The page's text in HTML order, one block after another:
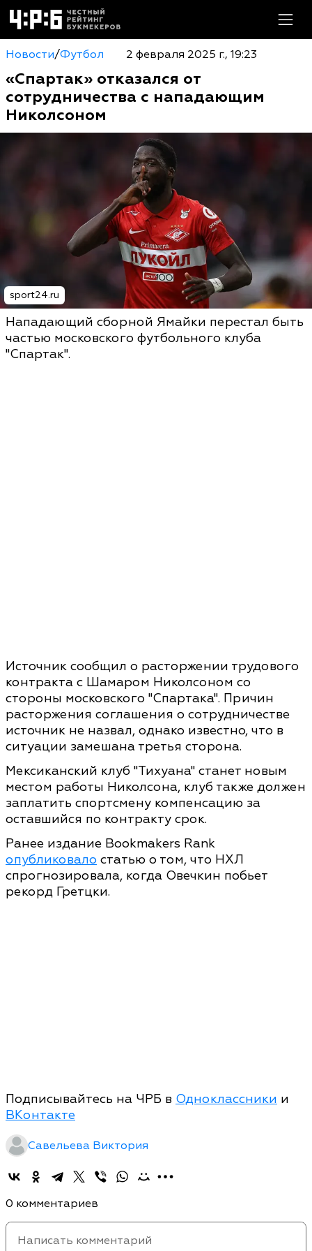
Новости/Футбол 2 февраля 2025 г., 19:23
«Спартак» отказался от
сотрудничества с нападающим
Николсоном
sport24.ru
Нападающий сборной Ямайки перестал быть
частью московского футбольного клуба
"Спартак".
Источник сообщил о расторжении трудового
контракта с Шамаром Николсоном со
стороны московского "Спартака". Причин
расторжения соглашения о сотрудничестве
источник не назвал, однако известно, что в
ситуации замешана третья сторона.
Мексиканский клуб "Тихуана" станет новым
местом работы Николсона, клуб также должен
заплатить спортсмену компенсацию за
оставшийся по контракту срок.
Ранее издание Bookmakers Rank
опубликовало статью о том, что НХЛ
спрогнозировала, когда Овечкин побьет
рекорд Гретцки.
Подписывайтесь на ЧРБ в Одноклассники и
ВКонтакте
Савельева Виктория
0 комментариев